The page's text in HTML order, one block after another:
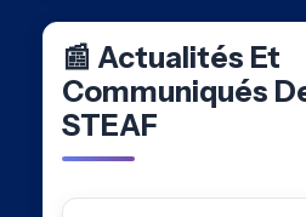
📰 Actualités Et
Communiqués
STEAF